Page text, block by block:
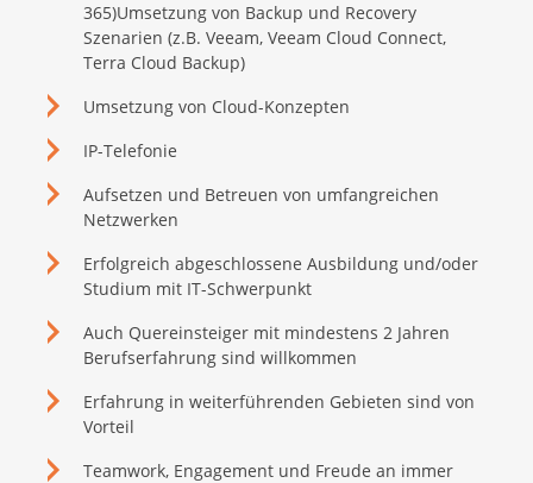
365)Umsetzung von Backup und Recovery
Szenarien (z.B. Veeam, Veeam Cloud Connect,
Terra Cloud Backup)
Umsetzung von Cloud-Konzepten
IP-Telefonie
Aufsetzen und Betreuen von umfangreichen
Netzwerken
Erfolgreich abgeschlossene Ausbildung und/oder
Studium mit IT-Schwerpunkt
Auch Quereinsteiger mit mindestens 2 Jahren
Berufserfahrung sind willkommen
Erfahrung in weiterführenden Gebieten sind von
Vorteil
Teamwork, Engagement und Freude an immer